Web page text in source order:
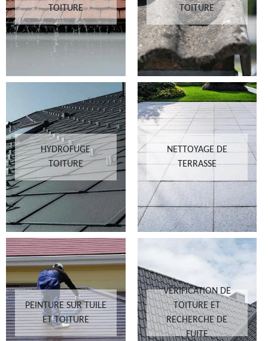
TOITURE
TOITURE
HYDROFUGE
TOITURE
NETTOYAGE DE
TERRASSE
PEINTURE SUR TUILE
ET TOITURE
VÉRIFICATION DE
TOITURE ET
RECHERCHE DE
FUITE